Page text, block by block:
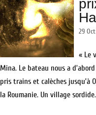
29
« Le
Mina. Le bateau nous a
pris trains et calèches
la Roumanie. Un village